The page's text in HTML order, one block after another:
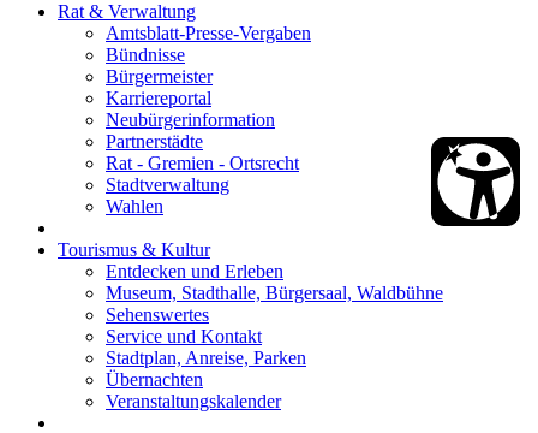
Rat & Verwaltung
Amtsblatt-Presse-Vergaben
Bündnisse
Bürgermeister
Karriereportal
Neubürgerinformation
Partnerstädte
Rat - Gremien - Ortsrecht
Stadtverwaltung
Wahlen
Tourismus & Kultur
Entdecken und Erleben
Museum, Stadthalle, Bürgersaal, Waldbühne
Sehenswertes
Service und Kontakt
Stadtplan, Anreise, Parken
Übernachten
Veranstaltungskalender